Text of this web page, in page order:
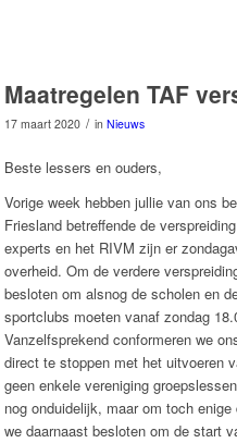
Maatregelen TAF
17 maart 2020 / in Nieuws
Beste lessers en ouders,
Vorige week hebben jullie van ons
Friesland betreffende de
experts en het RIVM zijn er
overheid. Om de verdere
besloten om alsnog de scholen en
sportclubs moeten vanaf zondag
Vanzelfsprekend conformeren we
direct te stoppen met het uitvoeren
geen enkele vereniging
nog onduidelijk, maar om toch
we daarnaast besloten om de start